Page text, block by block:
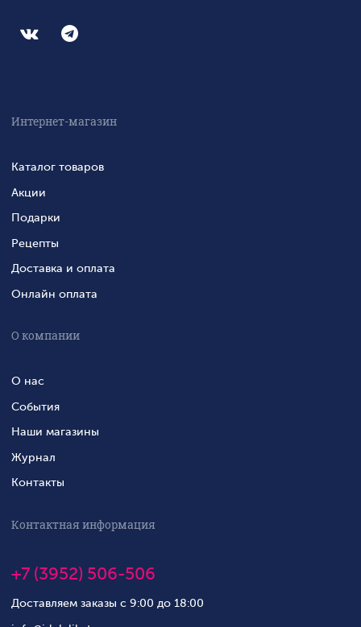
Интернет-магазин
Каталог товаров
Акции
Подарки
Рецепты
Доставка и оплата
Онлайн оплата
О компании
О нас
События
Наши магазины
Журнал
Контакты
Контактная информация
+7 (3952) 506-506
Доставляем заказы с 9:00 до 18:00